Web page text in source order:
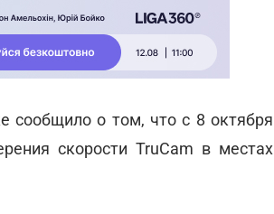
сообщило о том, что с 8 октября
скорости TruCam в местах